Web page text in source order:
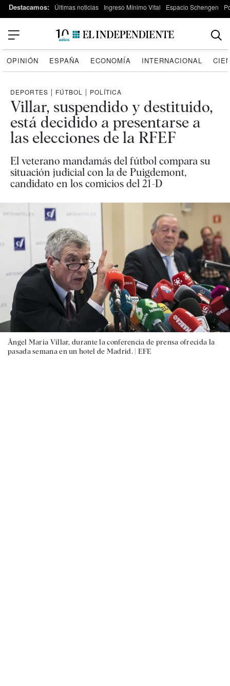
Destacamos: Últimas noticias Ingreso Mínimo Vital Espacio Schengen
OPINIÓN ESPAÑA ECONOMÍA INTERNACIONAL
DEPORTES | FÚTBOL | POLÍTICA
Villar, suspendido y destituido,
está decidido a presentarse a
las elecciones de la RFEF
El veterano mandamás del fútbol compara su
situación judicial con la de Puigdemont,
candidato en los comicios del 21-D
Ángel María Villar, durante la conferencia de prensa ofrecida la
pasada semana en un hotel de Madrid. | EFE